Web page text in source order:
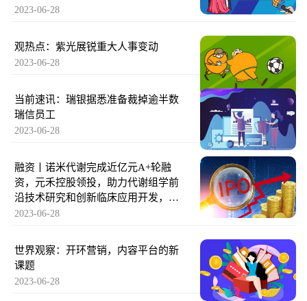
2023-06-28
观热点：紫光展锐重大人事变动
2023-06-28
当前速讯：瑞银据悉准备裁掉逾半数
瑞信员工
2023-06-28
融资丨诺米代谢完成近亿元A+轮融
资，元禾控股领投，助力代谢组学前
沿技术研究和创新临床应用开发，凯
乘资本担任独家财务顾问|热闻
2023-06-28
世界观察：开环营销，内容平台的新
课题
2023-06-28